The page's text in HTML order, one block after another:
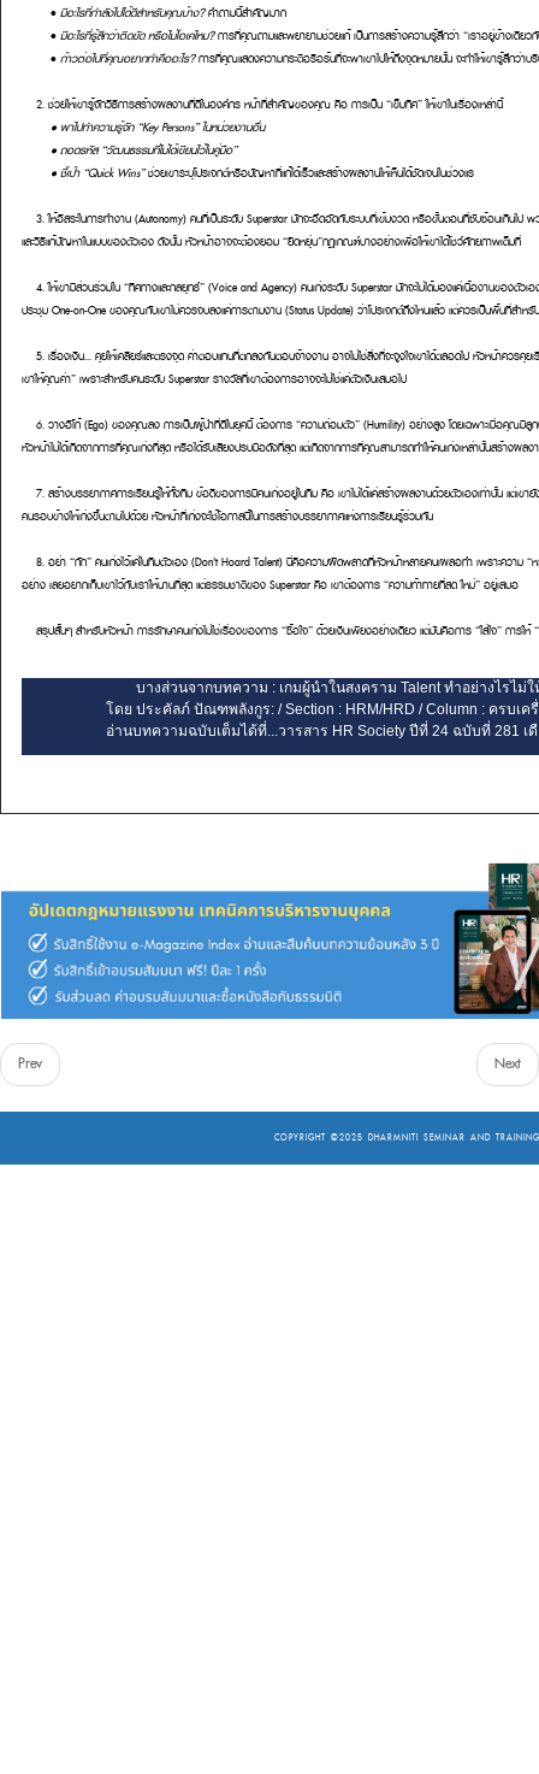
• มีอะไรที่กำลังไปได้ดีสำหรับคุณบ้าง?คำถามนี้สำคัญมาก
• มีอะไรที่รู้สึกว่าติดขัด หรือไม่โอเคไหม?การที่คุณถามและพยายามช่วยแก้ เป็นการสร้างความรู้สึกว่า “เราอยู่ข้างเดียว
• ก้าวต่อไปที่คุณอยากทำคืออะไร?การที่คุณแสดงความกระตือรือร้นที่จะพาเขาไปให้ถึงจุดหมายนั้น จะทำให้เขารู้สึกว่า
2. ช่วยให้เขารู้จักวิธีการสร้างผลงานที่ดีในองค์กรหน้าที่สำคัญของคุณ คือ การเป็น “เข็มทิศ” ให้เขาในเรื่องเหล่านี้
• พาไปทำความรู้จัก “Key Persons” ในหน่วยงานอื่น
• ถอดรหัส “วัฒนธรรมที่ไม่ได้เขียนไว้ในคู่มือ”
• ชี้เป้า “Quick Wins”ช่วยเขาระบุโปรเจกต์หรือปัญหาที่แก้ได้เร็วและสร้างผลงานให้เห็นได้ชัดเจนในช่วงแร
3. ให้อิสระในการทำงาน (Autonomy)คนที่เป็นระดับ Superstar มักจะอึดอัดกับระบบที่เข้มงวด หรือขั้นตอนที่ซับซ้อนเกินไป
และวิธีแก้ปัญหาในแบบของตัวเอง ดังนั้น หัวหน้าอาจจะต้องยอม “ยืดหยุ่น”กฎเกณฑ์บางอย่างเพื่อให้เขาได้โชว์ศักยภาพเต็มที่
4. ให้เขามีส่วนร่วมใน “ทิศทางและกลยุทธ์” (Voice and Agency)คนเก่งระดับ Superstar มักจะไม่ได้มองแค่เนื้องานของตัว
ประชุม One-on-One ของคุณกับเขาไม่ควรจบลงแค่การตามงาน (Status Update) ว่าโปรเจกต์ถึงไหนแล้ว แต่ควรเป็นพื้นที่สำ
5. เรื่องเงิน... คุยให้เคลียร์และตรงจุดค่าตอบแทนที่ตกลงกันตอนจ้างงาน อาจไม่ใช่สิ่งที่จะจูงใจเขาได้ตลอดไป หัวหน้าควรคุย
เขาให้คุณค่า” เพราะสำหรับคนระดับ Superstar รางวัลที่เขาต้องการอาจจะไม่ใช่แค่ตัวเงินเสมอไป
6. วางอีโก้ (Ego) ของคุณลงการเป็นผู้นำที่ดีในยุคนี้ ต้องการ “ความถ่อมตัว” (Humility) อย่างสูง โดยเฉพาะเมื่อคุณมีลูก
หัวหน้าไม่ได้เกิดจากการที่คุณเก่งที่สุด หรือได้รับเสียงปรบมือดังที่สุด แต่เกิดจากการที่คุณสามารถทำให้คนเก่งเหล่านั้นสร้างผล
7. สร้างบรรยากาศการเรียนรู้ให้ทั้งทีมข้อดีของการมีคนเก่งอยู่ในทีม คือ เขาไม่ได้แค่สร้างผลงานด้วยตัวเองเท่านั้น แต่เข
คนรอบข้างให้เก่งขึ้นตามไปด้วย หัวหน้าที่เก่งจะใช้โอกาสนี้ในการสร้างบรรยากาศแห่งการเรียนรู้ร่วมกัน
8. อย่า “กัก” คนเก่งไว้แค่ในทีมตัวเอง (Don't Hoard Talent)นี่คือความผิดพลาดที่หัวหน้าหลายคนเผลอทำ เพราะความ “ห
อย่าง เลยอยากเก็บเขาไว้กับเราให้นานที่สุด แต่ธรรมชาติของ Superstar คือ เขาต้องการ “ความท้าทายที่สด ใหม่” อยู่เสมอ
สรุปสั้นๆ สำหรับหัวหน้าการรักษาคนเก่งไม่ใช่เรื่องของการ “ซื้อใจ” ด้วยเงินเพียงอย่างเดียว แต่มันคือการ “ใส่ใจ” การให้
บางส่วนจากบทความ : เกมผู้นำในสงคราม Talent ทำอย่างไรไม่
โดย ประคัลภ์ ปัณฑพลังกูร: / Section : HRM/HRD / Column : ครบเค
อ่านบทความฉบับเต็มได้ที่...วารสาร HR Society ปีที่ 24 ฉบับที่ 281 เ
Prev Next
COPYRIGHT ©2025 DHARMNITI SEMINAR AND